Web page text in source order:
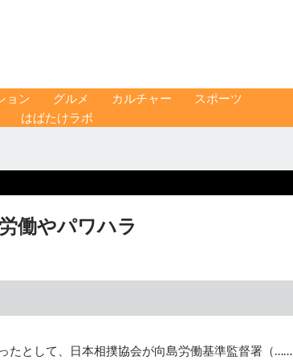
ョン グルメ カルチャー
スポーツ
はばたけラボ
働やパワハラ
たとして、日本相撲協会が向島労働基準監督署（……